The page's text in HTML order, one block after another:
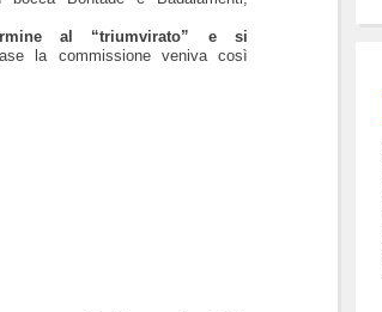
al “triumvirato” e si
la commissione veniva così